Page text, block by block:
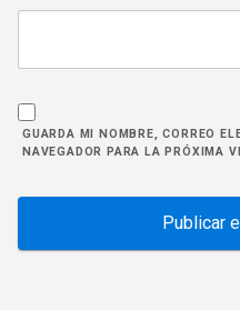
GUARDA MI NOMBRE, CORREO
NAVEGADOR PARA LA PRÓXIMA